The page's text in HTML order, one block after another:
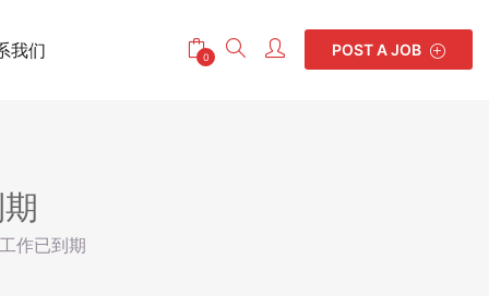
我们 0 POST A JOB
作已到期